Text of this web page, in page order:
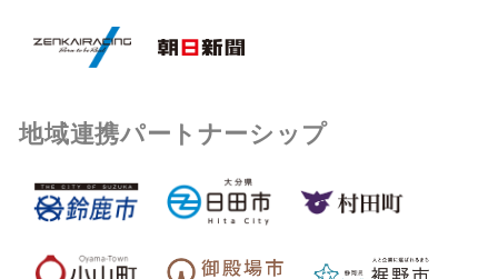
地域連携パートナーシップ